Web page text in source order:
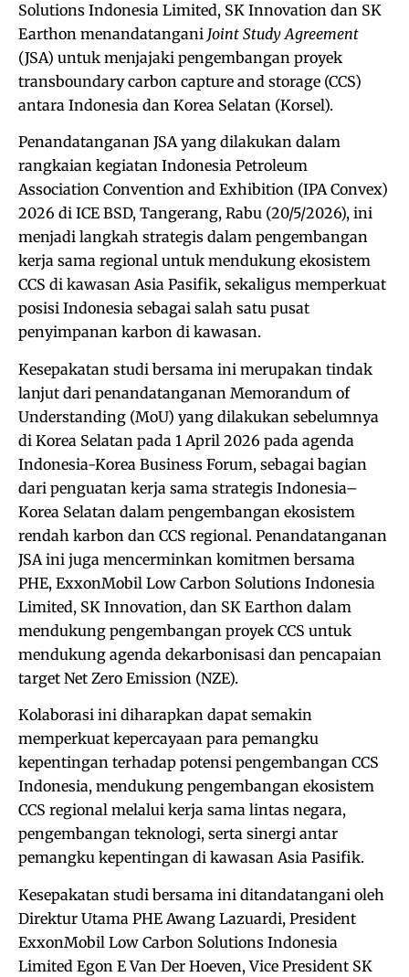
Solutions Indonesia Limited, SK Innovation dan SK
Earthon menandatangani Joint Study Agreement
(JSA) untuk menjajaki pengembangan proyek
transboundary carbon capture and storage (CCS)
antara Indonesia dan Korea Selatan (Korsel).
Penandatanganan JSA yang dilakukan dalam
rangkaian kegiatan Indonesia Petroleum
Association Convention and Exhibition (IPA Convex)
2026 di ICE BSD, Tangerang, Rabu (20/5/2026), ini
menjadi langkah strategis dalam pengembangan
kerja sama regional untuk mendukung ekosistem
CCS di kawasan Asia Pasifik, sekaligus memperkuat
posisi Indonesia sebagai salah satu pusat
penyimpanan karbon di kawasan.
Kesepakatan studi bersama ini merupakan tindak
lanjut dari penandatanganan Memorandum of
Understanding (MoU) yang dilakukan sebelumnya
di Korea Selatan pada 1 April 2026 pada agenda
Indonesia-Korea Business Forum, sebagai bagian
dari penguatan kerja sama strategis Indonesia–
Korea Selatan dalam pengembangan ekosistem
rendah karbon dan CCS regional. Penandatanganan
JSA ini juga mencerminkan komitmen bersama
PHE, ExxonMobil Low Carbon Solutions Indonesia
Limited, SK Innovation, dan SK Earthon dalam
mendukung pengembangan proyek CCS untuk
mendukung agenda dekarbonisasi dan pencapaian
target Net Zero Emission (NZE).
Kolaborasi ini diharapkan dapat semakin
memperkuat kepercayaan para pemangku
kepentingan terhadap potensi pengembangan CCS
Indonesia, mendukung pengembangan ekosistem
CCS regional melalui kerja sama lintas negara,
pengembangan teknologi, serta sinergi antar
pemangku kepentingan di kawasan Asia Pasifik.
Kesepakatan studi bersama ini ditandatangani oleh
Direktur Utama PHE Awang Lazuardi, President
ExxonMobil Low Carbon Solutions Indonesia
Limited Egon E Van Der Hoeven, Vice President SK